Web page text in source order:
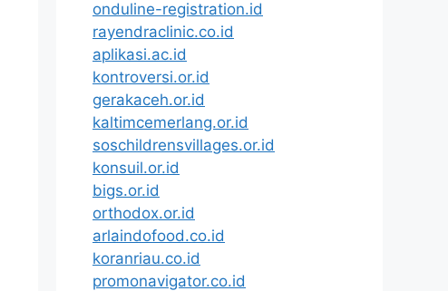
onduline-registration.id
rayendraclinic.co.id
aplikasi.ac.id
kontroversi.or.id
gerakaceh.or.id
kaltimcemerlang.or.id
soschildrensvillages.or.id
konsuil.or.id
bigs.or.id
orthodox.or.id
arlaindofood.co.id
koranriau.co.id
promonavigator.co.id